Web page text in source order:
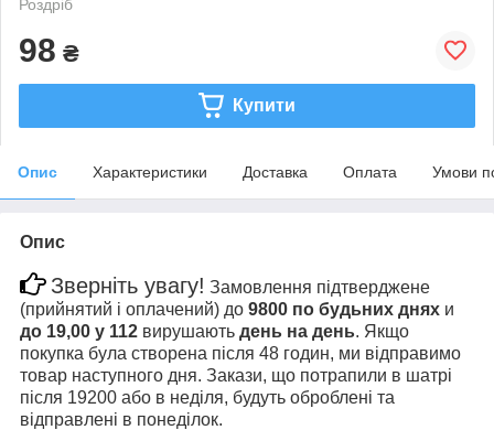
Роздріб
98 ₴
Купити
Опис Характеристики Доставка Оплата Умови
Опис
Зверніть увагу! Замовлення підтверджене
(прийнятий і оплачений) до 9800 по будьних днях и
до 19,00 у 112 вирушають день на день. Якщо
покупка була створена після 48 годин, ми відправимо
товар наступного дня. Закази, що потрапили в шатрі
після 19200 або в неділя, будуть оброблені та
відправлені в понеділок.